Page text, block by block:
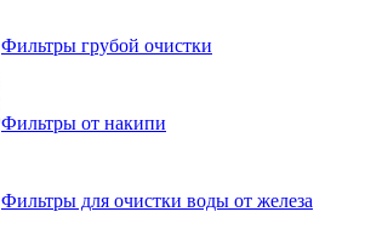
Фильтры грубой очистки
Фильтры от накипи
Фильтры для очистки воды от железа